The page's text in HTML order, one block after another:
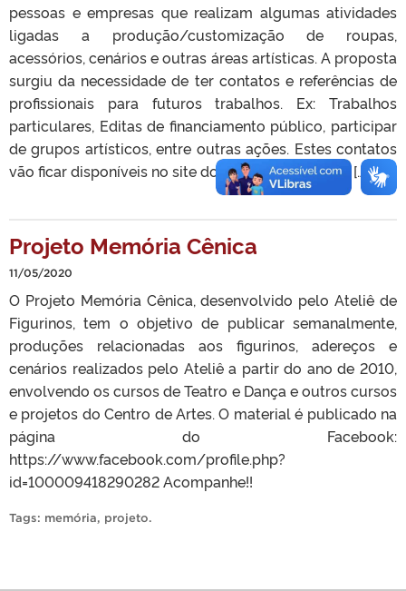
pessoas e empresas que realizam algumas atividades
ligadas a produção/customização de roupas,
acessórios, cenários e outras áreas artísticas. A proposta
surgiu da necessidade de ter contatos e referências de
profissionais para futuros trabalhos. Ex: Trabalhos
particulares, Editas de financiamento público, participar
de grupos artísticos, entre outras ações. Estes contatos
vão ficar disponíveis no site do Ateliê de Figurinos […]
Projeto Memória Cênica
11/05/2020
O Projeto Memória Cênica, desenvolvido pelo Ateliê de
Figurinos, tem o objetivo de publicar semanalmente,
produções relacionadas aos figurinos, adereços e
cenários realizados pelo Ateliê a partir do ano de 2010,
envolvendo os cursos de Teatro e Dança e outros cursos
e projetos do Centro de Artes. O material é publicado na
página do Facebook:
https://www.facebook.com/profile.php?
id=100009418290282 Acompanhe!!
Tags: memória, projeto.